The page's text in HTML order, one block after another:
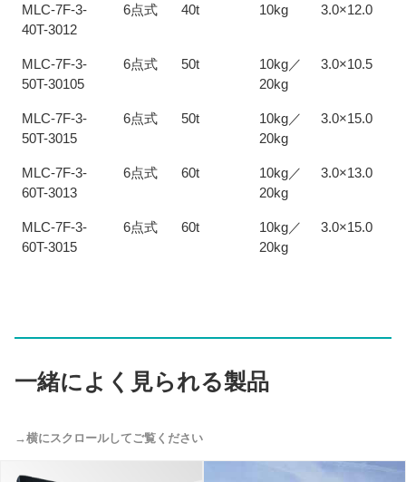
MLC-7F-3-
40T-3012
6点式 40t 10kg 3.0×12.0
MLC-7F-3-
50T-30105
6点式 50t
10kg／
20kg
3.0×10.5
MLC-7F-3-
50T-3015
6点式 50t
10kg／
20kg
3.0×15.0
MLC-7F-3-
60T-3013
6点式 60t
10kg／
20kg
3.0×13.0
MLC-7F-3-
60T-3015
6点式 60t
10kg／
20kg
3.0×15.0
一緒によく見られる製品